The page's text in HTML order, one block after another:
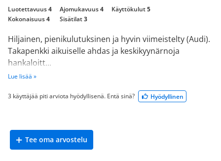
Luotettavuus4 Ajomukavuus4 Käyttökulut5
Kokonaisuus4 Sisätilat3
Hiljainen, pienikulutuksinen ja hyvin viimeistelty (Audi).
Takapenkki aikuiselle ahdas ja keskikyynärnoja
hankaloitt...
Lue lisää »
3 käyttäjää piti arviota hyödyllisenä. Entä sinä? Hyödyllinen
Tee oma arvostelu